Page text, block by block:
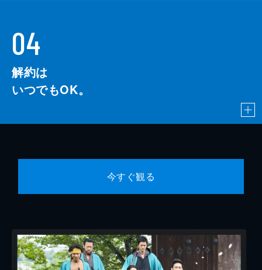
04
解約は
いつでもOK。
今すぐ観る